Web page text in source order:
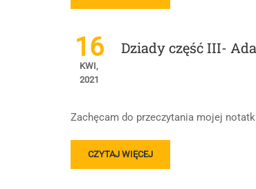
MORE
NAJWAŻNIEJSZE
SCENY
„III
CZĘŚCI
A.MICKIEWICZA
16
KWI,
2021
Dziady część III-
Zachęcam do przeczytania mojej
READ
MORE
CZYTAJ WIĘCEJ